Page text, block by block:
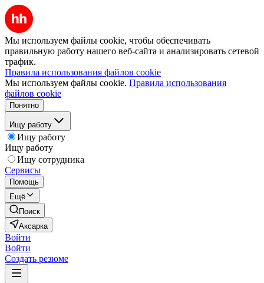
Мы используем файлы cookie, чтобы обеспечивать
правильную работу нашего веб-сайта и анализировать сетевой
трафик.
Правила использования файлов cookie
Мы используем файлы cookie. Правила использования
файлов cookie
Понятно
Ищу работу
Ищу работу
Ищу работу
Ищу сотрудника
Сервисы
Помощь
Ещё
Поиск
Аксарка
Войти
Войти
Создать резюме